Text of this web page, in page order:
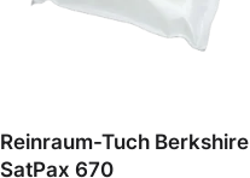
Reinraum-Tuch Berkshire
SatPax 670